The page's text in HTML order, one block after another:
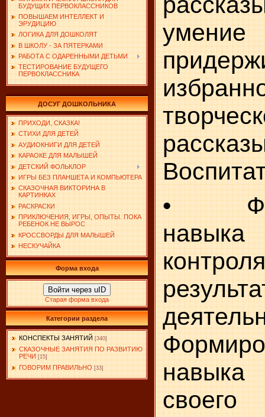
БУДУЩИХ ПЕРВОКЛАССНИКОВ
ПОВЫШАЕМ ИНТЕЛЛЕКТ И
ЭРУДИЦИЮ
ЛОГИКА ДЛЯ ДОШКОЛЯТ
В ШКОЛУ - ЗА ПЯТЕРКАМИ
РАБОТА С ОДАРЕННЫМИ ДЕТЬМИ
ТЕСТИРОВАНИЕ БУДУЩЕГО
ПЕРВОКЛАССНИКА
ДОСУГ ДОШКОЛЬНИКА
ПРИХОДИ, СКАЗКА!
СТИХИ ДЛЯ ДЕТЕЙ
АУДИОКНИГИ ДЛЯ ДЕТЕЙ
КАРАОКЕ ДЛЯ МАЛЫШЕЙ
ДЕТСКИЙ ФОЛЬКЛОР
ИГРЫ БЕЗ ПЛАНШЕТА И КОМПЬЮТЕРА
СКАЗОЧНАЯ ВИКТОРИНА В
КАРТИНКАХ
РАСКРАСКИ
ПРИКЛЮЧЕНИЯ, ИГРЫ, ОПЫТЫ. ПОКА
РЕБЕНОК НЕ ВЫРОС
КРОССВОРДЫ ДЛЯ МАЛЫШЕЙ
НЕСКУЧАЙКА
Форма входа
Войти через uID
Старая форма входа
Категории раздела
КОНСПЕКТЫ ЗАНЯТИЙ [340]
СКАЗОЧНЫЕ ЗАНЯТИЯ ПО РАЗВИТИЮ
РЕЧИ [15]
ГОВОРИМ ПРАВИЛЬНО [33]
умение
•